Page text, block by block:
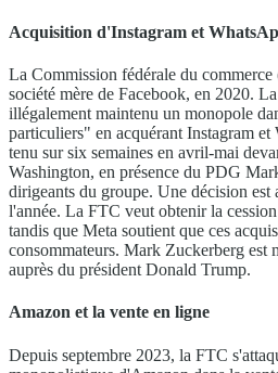
Acquisition d'Instagram et
La Commission fédérale du
société mère de Facebook, en 2020.
illégalement maintenu un monopole
particuliers" en acquérant Instagram
tenu sur six semaines en avril-mai
Washington, en présence du PDG
dirigeants du groupe. Une décision est
l'année. La FTC veut obtenir la
tandis que Meta soutient que ces
consommateurs. Mark Zuckerberg est
auprès du président Donald Trump.
Amazon et la vente en ligne
Depuis septembre 2023, la FTC